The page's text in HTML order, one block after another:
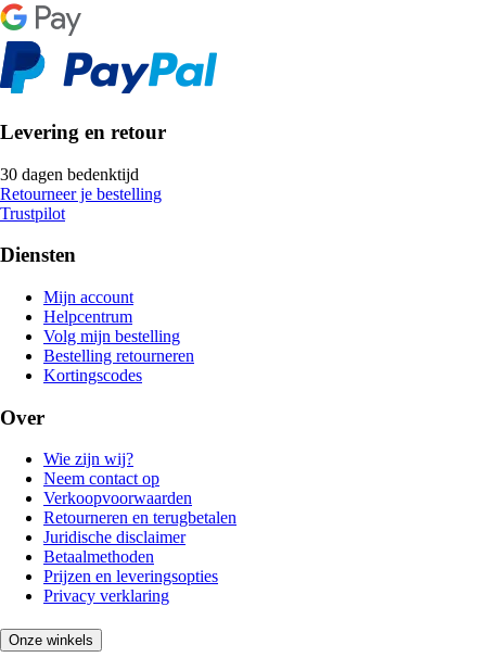
Levering en retour
30 dagen bedenktijd
Retourneer je bestelling
Trustpilot
Diensten
Mijn account
Helpcentrum
Volg mijn bestelling
Bestelling retourneren
Kortingscodes
Over
Wie zijn wij?
Neem contact op
Verkoopvoorwaarden
Retourneren en terugbetalen
Juridische disclaimer
Betaalmethoden
Prijzen en leveringsopties
Privacy verklaring
Onze winkels